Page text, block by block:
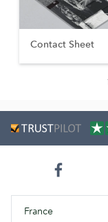
Contact Sheet
France